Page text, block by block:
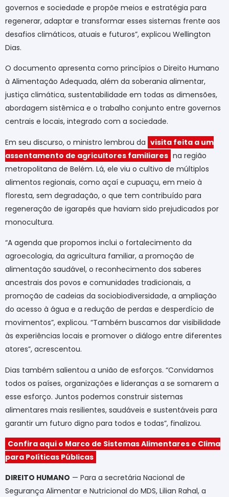
governos e sociedade e propõe meios e estratégia para
regenerar, adaptar e transformar esses sistemas frente aos
desafios climáticos, atuais e futuros”, explicou Wellington
Dias.
O documento apresenta como princípios o Direito Humano
à Alimentação Adequada, além da soberania alimentar,
justiça climática, sustentabilidade em todas as dimensões,
abordagem sistêmica e o trabalho conjunto entre governos
centrais e locais, integrado com a sociedade.
Em seu discurso, o ministro lembrou da visita feita a um
assentamento de agricultores familiares na região
metropolitana de Belém. Lá, ele viu o cultivo de múltiplos
alimentos regionais, como açaí e cupuaçu, em meio à
floresta, sem degradação, o que tem contribuído para
regeneração de igarapés que haviam sido prejudicados por
monocultura.
“A agenda que propomos inclui o fortalecimento da
agroecologia, da agricultura familiar, a promoção de
alimentação saudável, o reconhecimento dos saberes
ancestrais dos povos e comunidades tradicionais, a
promoção de cadeias da sociobiodiversidade, a ampliação
do acesso à água e a redução de perdas e desperdício de
movimentos”, explicou. “Também buscamos dar visibilidade
às experiências locais e promover o diálogo entre diferentes
atores”, acrescentou.
Dias também salientou a união de esforços. “Convidamos
todos os países, organizações e lideranças a se somarem a
esse esforço. Juntos podemos construir sistemas
alimentares mais resilientes, saudáveis e sustentáveis para
garantir um futuro digno para todos e todas”, finalizou.
Confira aqui o Marco de Sistemas Alimentares e Clima
para Políticas Públicas
DIREITO HUMANO — Para a secretária Nacional de
Segurança Alimentar e Nutricional do MDS, Lilian Rahal, a